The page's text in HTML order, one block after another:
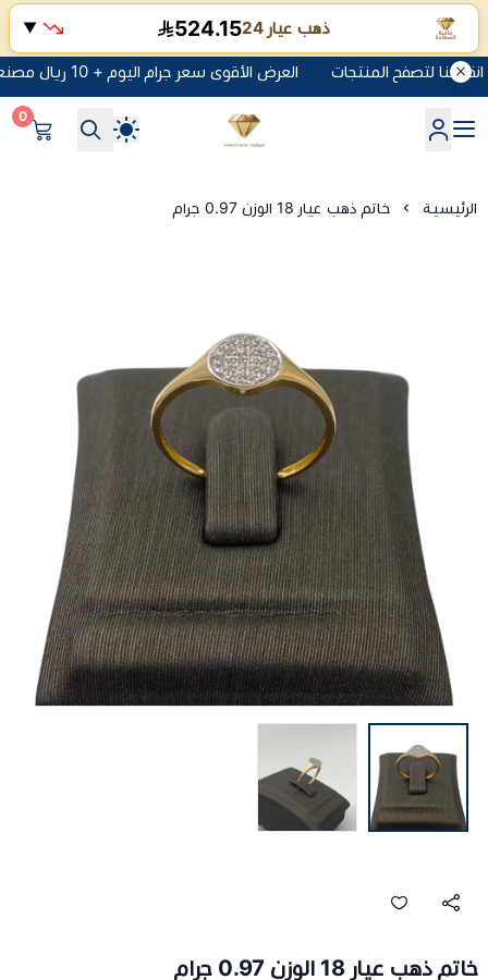
العرض الأقوى سعر جرام اليوم + 10 ريال مصنعية + الضريبه انقر هنا لتصفح المنتجات
شركة ماسة السعادة للذهب
0
الرئيسية خاتم ذهب عيار 18 الوزن 0.97 جرام
خاتم ذهب عيار 18 الوزن 0.97 جرام
ذهب عيار 24 524.15
▼